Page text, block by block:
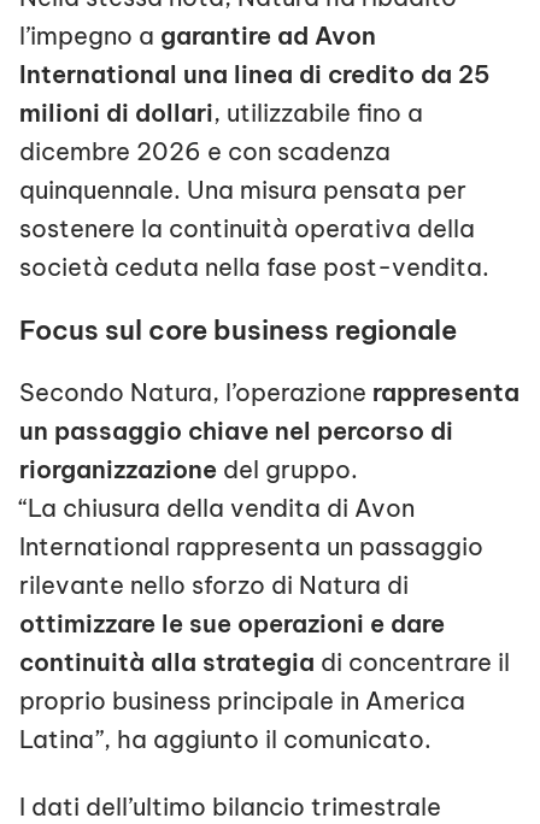
l’impegno a garantire ad Avon
International una linea di credito da 25
milioni di dollari, utilizzabile fino a
dicembre 2026 e con scadenza
quinquennale. Una misura pensata per
sostenere la continuità operativa della
società ceduta nella fase post-vendita.
Focus sul core business regionale
Secondo Natura, l’operazione rappresenta
un passaggio chiave nel percorso di
riorganizzazione del gruppo.
“La chiusura della vendita di Avon
International rappresenta un passaggio
rilevante nello sforzo di Natura di
ottimizzare le sue operazioni e dare
continuità alla strategia di concentrare il
proprio business principale in America
Latina”, ha aggiunto il comunicato.
I dati dell’ultimo bilancio trimestrale